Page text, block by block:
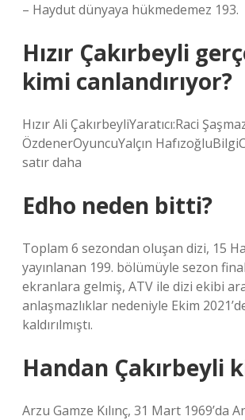
– Haydut dünyaya hükmedemez 193.
Hızır Çakırbeyli
kimi canlandırıyor?
Hızır Ali ÇakırbeyliYaratıcı:Raci
ÖzdenerOyuncuYalçın
satır daha
Edho neden bitti?
Toplam 6 sezondan oluşan dizi, 15
yayınlanan 199. bölümüyle sezon
ekranlara gelmiş, ATV ile dizi ekibi
anlaşmazlıklar nedeniyle Ekim
kaldırılmıştı.
Handan Çakırbeyli
Arzu Gamze Kılınç, 31 Mart 1969’da